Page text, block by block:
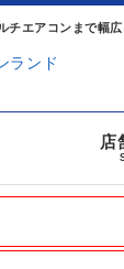
チエアコンまで幅
店